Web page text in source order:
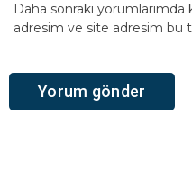
Daha sonraki yorumlarımda
adresim ve site adresim bu